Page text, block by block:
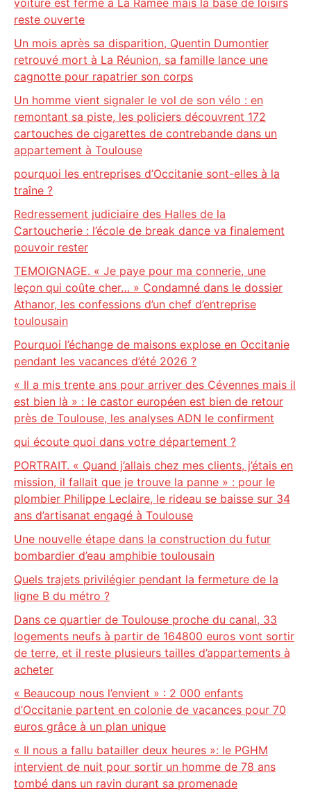
voiture est fermé à La Ramée mais la base de loisirs
reste ouverte
Un mois après sa disparition, Quentin Dumontier
retrouvé mort à La Réunion, sa famille lance une
cagnotte pour rapatrier son corps
Un homme vient signaler le vol de son vélo : en
remontant sa piste, les policiers découvrent 172
cartouches de cigarettes de contrebande dans un
appartement à Toulouse
pourquoi les entreprises d’Occitanie sont-elles à la
traîne ?
Redressement judiciaire des Halles de la
Cartoucherie : l’école de break dance va finalement
pouvoir rester
TEMOIGNAGE. « Je paye pour ma connerie, une
leçon qui coûte cher… » Condamné dans le dossier
Athanor, les confessions d’un chef d’entreprise
toulousain
Pourquoi l’échange de maisons explose en Occitanie
pendant les vacances d’été 2026 ?
« Il a mis trente ans pour arriver des Cévennes mais il
est bien là » : le castor européen est bien de retour
près de Toulouse, les analyses ADN le confirment
qui écoute quoi dans votre département ?
PORTRAIT. « Quand j’allais chez mes clients, j’étais en
mission, il fallait que je trouve la panne » : pour le
plombier Philippe Leclaire, le rideau se baisse sur 34
ans d’artisanat engagé à Toulouse
Une nouvelle étape dans la construction du futur
bombardier d’eau amphibie toulousain
Quels trajets privilégier pendant la fermeture de la
ligne B du métro ?
Dans ce quartier de Toulouse proche du canal, 33
logements neufs à partir de 164800 euros vont sortir
de terre, et il reste plusieurs tailles d’appartements à
acheter
« Beaucoup nous l’envient » : 2 000 enfants
d’Occitanie partent en colonie de vacances pour 70
euros grâce à un plan unique
« Il nous a fallu batailler deux heures »: le PGHM
intervient de nuit pour sortir un homme de 78 ans
tombé dans un ravin durant sa promenade